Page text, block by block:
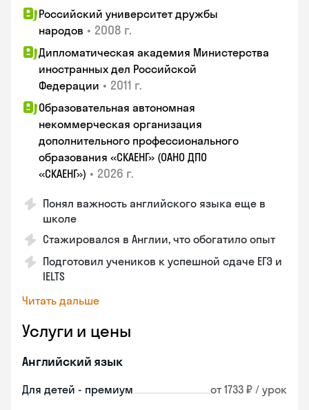
Российский университет дружбы
народов • 2008 г.
Дипломатическая академия Министерства
иностранных дел Российской
Федерации • 2011 г.
Образовательная автономная
некоммерческая организация
дополнительного профессионального
образования «СКАЕНГ» (ОАНО ДПО
«СКАЕНГ») • 2026 г.
Понял важность английского языка еще в
школе
Стажировался в Англии, что обогатило опыт
Подготовил учеников к успешной сдаче ЕГЭ и
IELTS
Читать дальше
Услуги и цены
Английский язык
Для детей - премиум от 1733 ₽ / урок